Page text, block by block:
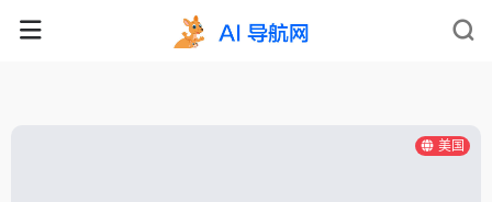
美国